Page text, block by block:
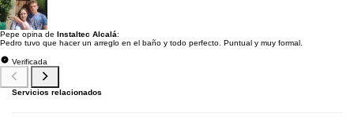
Pepe opina de Instaltec Alcalá:
Pedro tuvo que hacer un arreglo en el baño y todo perfecto. Puntual y muy formal.
Verificada
Servicios relacionados